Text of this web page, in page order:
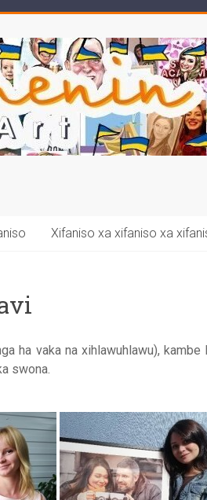
Xifaniso xa xifaniso xa
ha vaka na xihlawuhlawu),
swona.